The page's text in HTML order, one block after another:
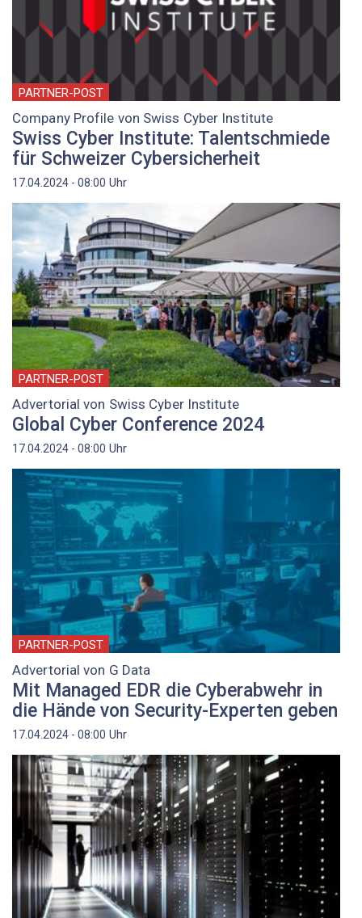
PARTNER-POST
Company Profile von Swiss Cyber Institute
Swiss Cyber Institute: Talentschmiede
für Schweizer Cybersicherheit
17.04.2024 - 08:00 Uhr
PARTNER-POST
Advertorial von Swiss Cyber Institute
Global Cyber Conference 2024
17.04.2024 - 08:00 Uhr
PARTNER-POST
Advertorial von G Data
Mit Managed EDR die Cyberabwehr in
die Hände von Security-Experten geben
17.04.2024 - 08:00 Uhr